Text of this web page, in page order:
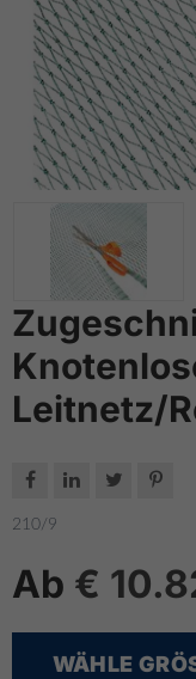
Leitnetz/
   
210/9
Ab €
WÄHLE